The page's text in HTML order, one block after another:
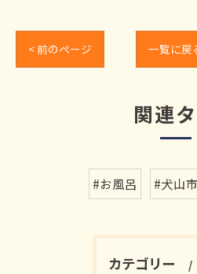
< 前のページ 一覧に戻
関連
#お風呂 #犬山市
カテゴリー